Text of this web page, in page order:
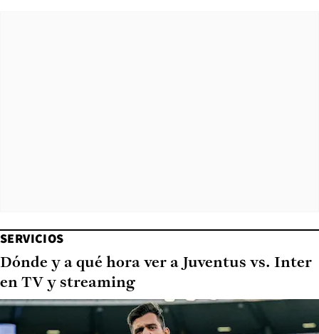
SERVICIOS
Dónde y a qué hora ver a Juventus vs. Inter
en TV y streaming